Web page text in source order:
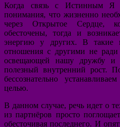
Когда связь с Истинным Я
понимания, что жизненно
через Открытое Сердце,
обесточены, тогда и
энергию у других. В такие
отношения с другими не ради
освещающей нашу дружбу
полезный внутренний рост.
бессознательно
целью.
В данном случае, речь идет о
из партнёров просто
обесточивая последнего. И